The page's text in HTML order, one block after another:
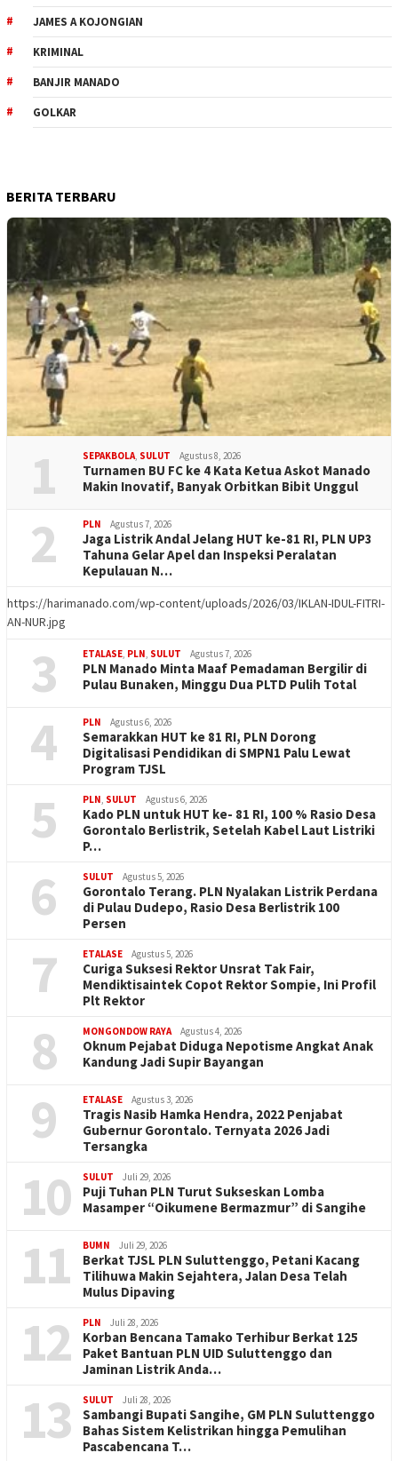
JAMES A KOJONGIAN
KRIMINAL
BANJIR MANADO
GOLKAR
BERITA TERBARU
1 SEPAKBOLA SULUT Agustus 8, 2026
Turnamen BU FC ke 4 Kata Ketua Askot Manado
Makin Inovatif, Banyak Orbitkan Bibit Unggul
2 PLN Agustus 7, 2026
Jaga Listrik Andal Jelang HUT ke-81 RI, PLN UP3
Tahuna Gelar Apel dan Inspeksi Peralatan
Kepulauan N…
https://harimanado.com/wp-content/uploads/2026/03/IKLAN-IDUL-FITRI-
AN-NUR.jpg
3 ETALASE PLN SULUT Agustus 7, 2026
PLN Manado Minta Maaf Pemadaman Bergilir di
Pulau Bunaken, Minggu Dua PLTD Pulih Total
4 PLN Agustus 6, 2026
Semarakkan HUT ke 81 RI, PLN Dorong
Digitalisasi Pendidikan di SMPN1 Palu Lewat
Program TJSL
5 PLN SULUT Agustus 6, 2026
Kado PLN untuk HUT ke- 81 RI, 100 % Rasio Desa
Gorontalo Berlistrik, Setelah Kabel Laut Listriki
P…
6 SULUT Agustus 5, 2026
Gorontalo Terang. PLN Nyalakan Listrik Perdana
di Pulau Dudepo, Rasio Desa Berlistrik 100
Persen
7 ETALASE Agustus 5, 2026
Curiga Suksesi Rektor Unsrat Tak Fair,
Mendiktisaintek Copot Rektor Sompie, Ini Profil
Plt Rektor
8 MONGONDOW RAYA Agustus 4, 2026
Oknum Pejabat Diduga Nepotisme Angkat Anak
Kandung Jadi Supir Bayangan
9 ETALASE Agustus 3, 2026
Tragis Nasib Hamka Hendra, 2022 Penjabat
Gubernur Gorontalo. Ternyata 2026 Jadi
Tersangka
10 SULUT Juli 29, 2026
Puji Tuhan PLN Turut Sukseskan Lomba
Masamper “Oikumene Bermazmur” di Sangihe
11 BUMN Juli 29, 2026
Berkat TJSL PLN Suluttenggo, Petani Kacang
Tilihuwa Makin Sejahtera, Jalan Desa Telah
Mulus Dipaving
12 PLN Juli 28, 2026
Korban Bencana Tamako Terhibur Berkat 125
Paket Bantuan PLN UID Suluttenggo dan
Jaminan Listrik Anda…
13 SULUT Juli 28, 2026
Sambangi Bupati Sangihe, GM PLN Suluttenggo
Bahas Sistem Kelistrikan hingga Pemulihan
Pascabencana T…